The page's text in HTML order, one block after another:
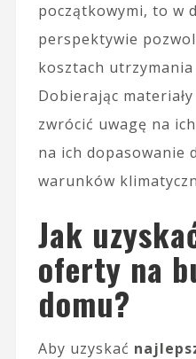
początkowymi, to w
perspektywie
kosztach
Dobierając
zwrócić uwagę na
na ich dopasowanie
warunków
Jak
oferty na
domu?
Aby uzyskać